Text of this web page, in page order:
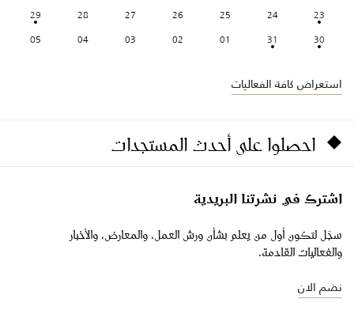
23
24
25
26
27
28
29
30
31
01
02
03
04
05
استعراض كافة الفعاليات
احصلوا على أحدث المستجدات
اشترك في نشرتنا البريدية
سجّل لتكون أول من يعلم بشأن ورش العمل، والمعارض، والأخبار
والفعاليات القادمة.
نضم الان